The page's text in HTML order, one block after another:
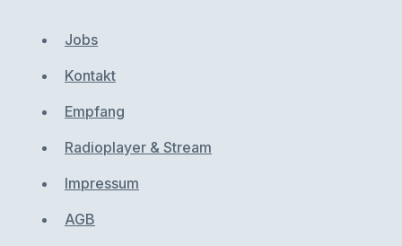
Jobs
Kontakt
Empfang
Radioplayer & Stream
Impressum
AGB